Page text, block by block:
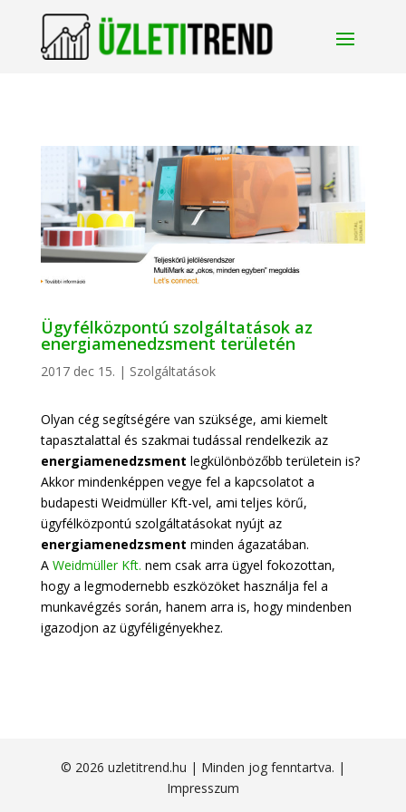
Ügyfélközpontú szolgáltatások az
energiamenedzsment területén
2017 dec 15. | Szolgáltatások
Olyan cég segítségére van szüksége, ami kiemelt
tapasztalattal és szakmai tudással rendelkezik az
energiamenedzsment legkülönbözőbb területein is?
Akkor mindenképpen vegye fel a kapcsolatot a
budapesti Weidmüller Kft-vel, ami teljes körű,
ügyfélközpontú szolgáltatásokat nyújt az
energiamenedzsment minden ágazatában.
A Weidmüller Kft. nem csak arra ügyel fokozottan,
hogy a legmodernebb eszközöket használja fel a
munkavégzés során, hanem arra is, hogy mindenben
igazodjon az ügyféligényekhez.
© 2026 uzletitrend.hu | Minden jog fenntartva. |
Impresszum